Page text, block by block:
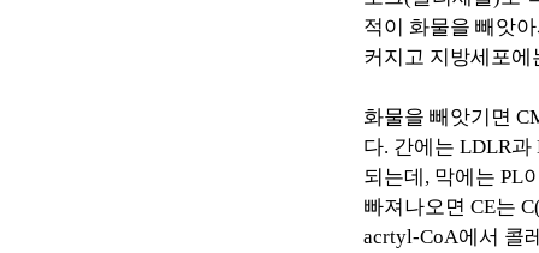
적이 화물을 빼앗
커지고 지방세포
화물을 빼앗기면
다. 간에는 LDLR과
되는데 , 막에는 PL
빠져나오면 CE는
acrtyl-CoA에서 콜